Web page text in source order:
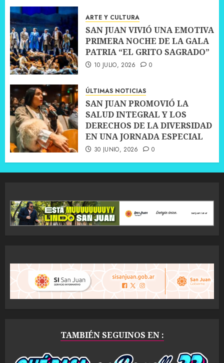
ARTE Y CULTURA
SAN JUAN VIVIÓ UNA EMOTIVA
PRIMERA NOCHE DE LA GALA
PATRIA “EL GRITO SAGRADO”
10 JULIO, 2026 0
ÚLTIMAS NOTICIAS
SAN JUAN PROMOVIÓ LA
SALUD INTEGRAL Y LOS
DERECHOS DE LA DIVERSIDAD
EN UNA JORNADA ESPECIAL
30 JUNIO, 2026 0
TAMBIÉN SEGUINOS EN :